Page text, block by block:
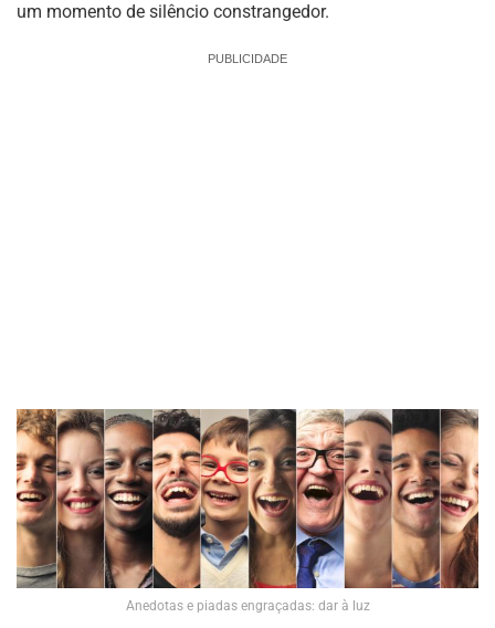
um momento de silêncio constrangedor.
PUBLICIDADE
Anedotas e piadas engraçadas: dar à luz